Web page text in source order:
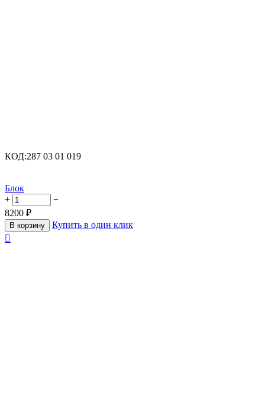
КОД:287 03 01 019
Блок
+
−
8200 ₽
В корзину
Купить в один клик
